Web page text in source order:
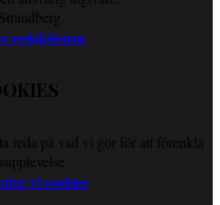
redaktionen
reda på vad vi gör för att förenkla
vi cookies